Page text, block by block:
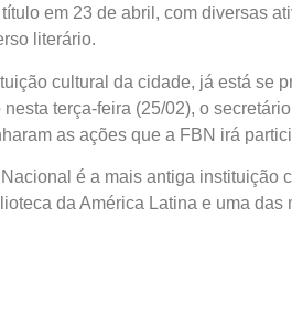
em 23 de abril, com diversas
literário.
cultural da cidade, já está se
terça-feira (25/02), o
as ações que a FBN irá
é a mais antiga instituição
da América Latina e uma das